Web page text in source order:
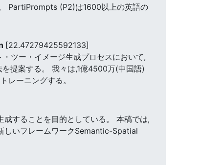
PartiPrompts (P2)は1600以上の英語の
[22.47279425592133]
ツー・イメージ生成プロセスにおいて,
提案する。 我々は,1億4500万(中国語)
レーニングする。
することを目的としている。 本稿では,
しいフレームワークSemantic-Spatial